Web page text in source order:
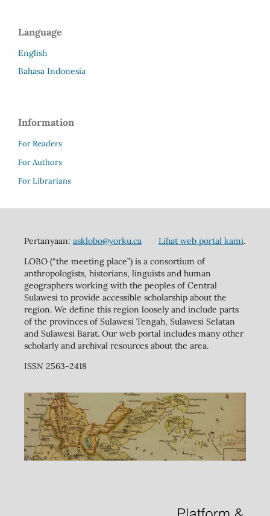
Language
English
Bahasa Indonesia
Information
For Readers
For Authors
For Librarians
Pertanyaan: asklobo@yorku.ca Lihat web portal kami.
LOBO (“the meeting place”) is a consortium of
anthropologists, historians, linguists and human
geographers working with the peoples of Central
Sulawesi to provide accessible scholarship about the
region. We define this region loosely and include parts
of the provinces of Sulawesi Tengah, Sulawesi Selatan
and Sulawesi Barat. Our web portal includes many other
scholarly and archival resources about the area.
ISSN 2563-2418